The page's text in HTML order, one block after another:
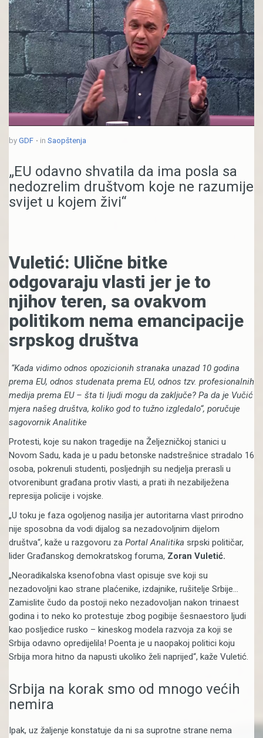
by GDF in Saopštenja
„EU odavno shvatila da ima posla sa
nedozrelim društvom koje ne razumije
svijet u kojem živi“
Vuletić: Ulične bitke
odgovaraju vlasti jer je to
njihov teren, sa ovakvom
politikom nema emancipacije
srpskog društva
“Kada vidimo odnos opozicionih stranaka unazad 10 godina
prema EU, odnos studenata prema EU, odnos tzv. profesionalnih
medija prema EU – šta ti ljudi mogu da zaključe? Pa da je Vučić
mjera našeg društva, koliko god to tužno izgledalo“, poručuje
sagovornik Analitike
Protesti, koje su nakon tragedije na Željezničkoj stanici u
Novom Sadu, kada je u padu betonske nadstrešnice stradalo 16
osoba, pokrenuli studenti, posljednjih su nedjelja prerasli u
otvorenibunt građana protiv vlasti, a prati ih nezabilježena
represija policije i vojske.
„U toku je faza ogoljenog nasilja jer autoritarna vlast prirodno
nije sposobna da vodi dijalog sa nezadovoljnim dijelom
društva“, kaže u razgovoru za Portal Analitika srpski političar,
lider Građanskog demokratskog foruma, Zoran Vuletić.
„Neoradikalska ksenofobna vlast opisuje sve koji su
nezadovoljni kao strane plaćenike, izdajnike, rušitelje Srbije…
Zamislite čudo da postoji neko nezadovoljan nakon trinaest
godina i to neko ko protestuje zbog pogibije šesnaestoro ljudi
kao posljedice rusko – kineskog modela razvoja za koji se
Srbija odavno opredijelila! Poenta je u naopakoj politici koju
Srbija mora hitno da napusti ukoliko želi naprijed“, kaže Vuletić.
Srbija na korak smo od mnogo većih
nemira
Ipak, uz žaljenje konstatuje da ni sa suprotne strane nema